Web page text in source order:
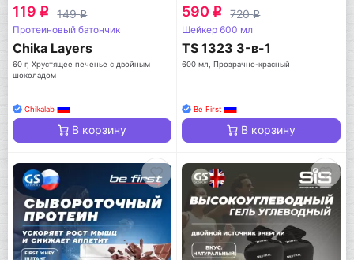
119 q 149q
Протеиновый батончик
Chika Layers
60 г, Хрустящее печенье с двойным
шоколадом
Chikalab
В корзину
590 q 720q
Шейкер 600 мл
TS 1323 3-в-1
600 мл, Прозрачно-красный
Be First
В корзину